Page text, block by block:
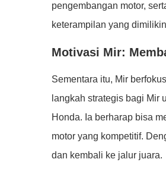
pengembangan motor,
keterampilan yang
Motivasi Mir:
Sementara itu, Mir
langkah strategis bagi Mir
Honda. Ia berharap bisa
motor yang kompetitif.
dan kembali ke jalur juara.